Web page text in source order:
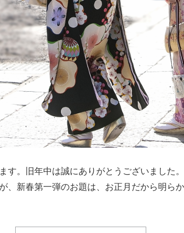
す。旧年中は誠にありがとうございました
、新春第一弾のお題は、お正月だから明ら